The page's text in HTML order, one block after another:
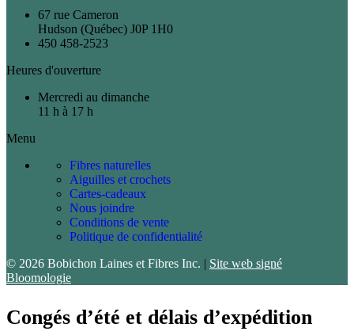
67 rue Cameron
Hudson (Québec) J0P 1H0
450 458-2523
Heures d'ouverture
Mercredi au dimanche
11 h à 17 h
Menu
Fibres naturelles
Aiguilles et crochets
Cartes-cadeaux
Nous joindre
Conditions de vente
Politique de confidentialité
© 2026 Bobichon Laines et Fibres Inc. | Site web signé
Bloomologie
Congés d’été et délais d’expédition